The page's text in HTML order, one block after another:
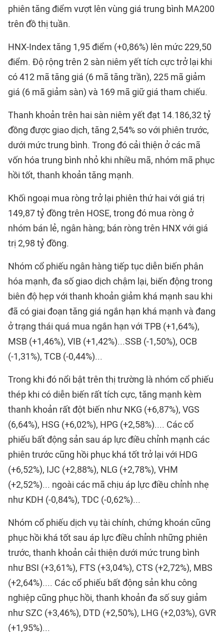
phiên tăng điểm vượt lên vùng giá trung bình MA200
trên đồ thị tuần.
HNX-Index tăng 1,95 điểm (+0,86%) lên mức 229,50
điểm. Độ rộng trên 2 sàn niêm yết tích cực trở lại khi
có 412 mã tăng giá (6 mã tăng trần), 225 mã giảm
giá (6 mã giảm sàn) và 169 mã giữ giá tham chiếu.
Thanh khoản trên hai sàn niêm yết đạt 14.186,32 tỷ
đồng được giao dịch, tăng 2,54% so với phiên trước,
dưới mức trung bình. Trong đó cải thiện ở các mã
vốn hóa trung bình nhỏ khi nhiều mã, nhóm mã phục
hồi tốt, thanh khoản tăng mạnh.
Khối ngoại mua ròng trở lại phiên thứ hai với giá trị
149,87 tỷ đồng trên HOSE, trong đó mua ròng ở
nhóm bán lẻ, ngân hàng; bán ròng trên HNX với giá
trị 2,98 tỷ đồng.
Nhóm cổ phiếu ngân hàng tiếp tục diễn biến phân
hóa mạnh, đa số giao dịch chậm lại, biến động trong
biên độ hẹp với thanh khoản giảm khá mạnh sau khi
đã có giai đoạn tăng giá ngắn hạn khá mạnh và đang
ở trạng thái quá mua ngắn hạn với TPB (+1,64%),
MSB (+1,46%), VIB (+1,42%)...SSB (-1,50%), OCB
(-1,31%), TCB (-0,44%)...
Trong khi đó nổi bật trên thị trường là nhóm cổ phiếu
thép khi có diễn biến rất tích cực, tăng mạnh kèm
thanh khoản rất đột biến như NKG (+6,87%), VGS
(6,64%), HSG (+6,02%), HPG (+2,58%).... Các cổ
phiếu bất động sản sau áp lực điều chỉnh mạnh các
phiên trước cũng hồi phục khá tốt trở lại với HDG
(+6,52%), IJC (+2,88%), NLG (+2,78%), VHM
(+2,52%)... ngoài các mã chịu áp lực điều chỉnh nhẹ
như KDH (-0,84%), TDC (-0,62%)...
Nhóm cổ phiếu dịch vụ tài chính, chứng khoán cũng
phục hồi khá tốt sau áp lực điều chỉnh những phiên
trước, thanh khoản cải thiện dưới mức trung bình
như BSI (+3,61%), FTS (+3,04%), CTS (+2,72%), MBS
(+2,64%).... Các cổ phiếu bất động sản khu công
nghiệp cũng phục hồi, thanh khoản đa số suy giảm
như SZC (+3,46%), DTD (+2,50%), LHG (+2,03%), GVR
(+1,95%)...